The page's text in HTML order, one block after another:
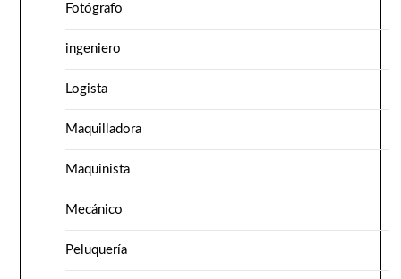
Fotógrafo
ingeniero
Logista
Maquilladora
Maquinista
Mecánico
Peluquería